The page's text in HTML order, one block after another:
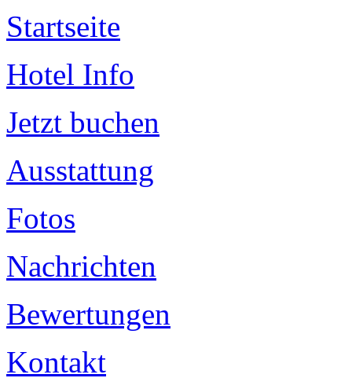
Startseite
Hotel Info
Jetzt buchen
Ausstattung
Fotos
Nachrichten
Bewertungen
Kontakt